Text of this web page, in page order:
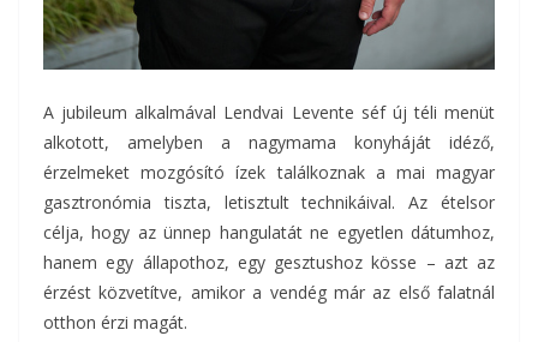
A jubileum alkalmával Lendvai Levente séf új téli menüt
alkotott, amelyben a nagymama konyháját idéző,
érzelmeket mozgósító ízek találkoznak a mai magyar
gasztronómia tiszta, letisztult technikáival. Az ételsor
célja, hogy az ünnep hangulatát ne egyetlen dátumhoz,
hanem egy állapothoz, egy gesztushoz kösse – azt az
érzést közvetítve, amikor a vendég már az első falatnál
otthon érzi magát.